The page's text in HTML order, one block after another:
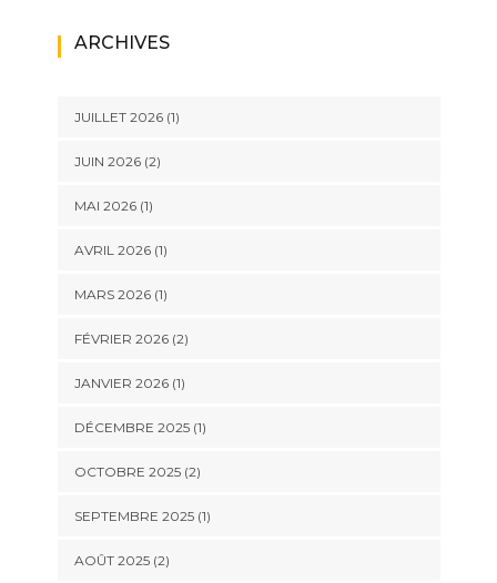
ARCHIVES
JUILLET 2026(1)
JUIN 2026(2)
MAI 2026(1)
AVRIL 2026(1)
MARS 2026(1)
FÉVRIER 2026(2)
JANVIER 2026(1)
DÉCEMBRE 2025(1)
OCTOBRE 2025(2)
SEPTEMBRE 2025(1)
AOÛT 2025(2)